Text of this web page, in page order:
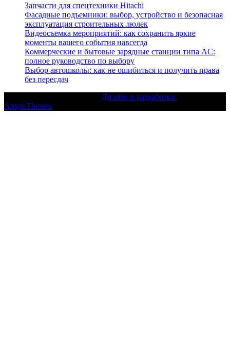
Запчасти для спецтехники Hitachi
Фасадные подъемники: выбор, устройство и безопасная
эксплуатация строительных люлек
Видеосъемка мероприятий: как сохранить яркие
моменты вашего события навсегда
Коммерческие и бытовые зарядные станции типа AC:
полное руководство по выбору
Выбор автошколы: как не ошибиться и получить права
без пересдач
Дизайн и разработка:
AmpleThemes